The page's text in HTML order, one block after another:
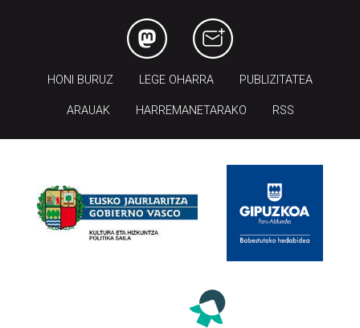
HONI BURUZ LEGE OHARRA PUBLIZITATEA
ARAUAK HARREMANETARAKO RSS